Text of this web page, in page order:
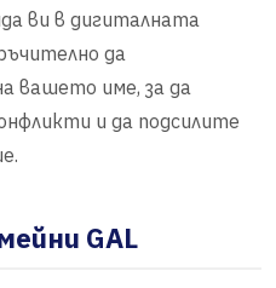
ви в дигиталната
да
вашето име, за да
и да подсилите
GAL